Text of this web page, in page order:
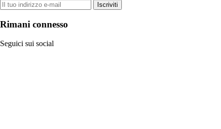
Iscriviti
Rimani connesso
Seguici sui social